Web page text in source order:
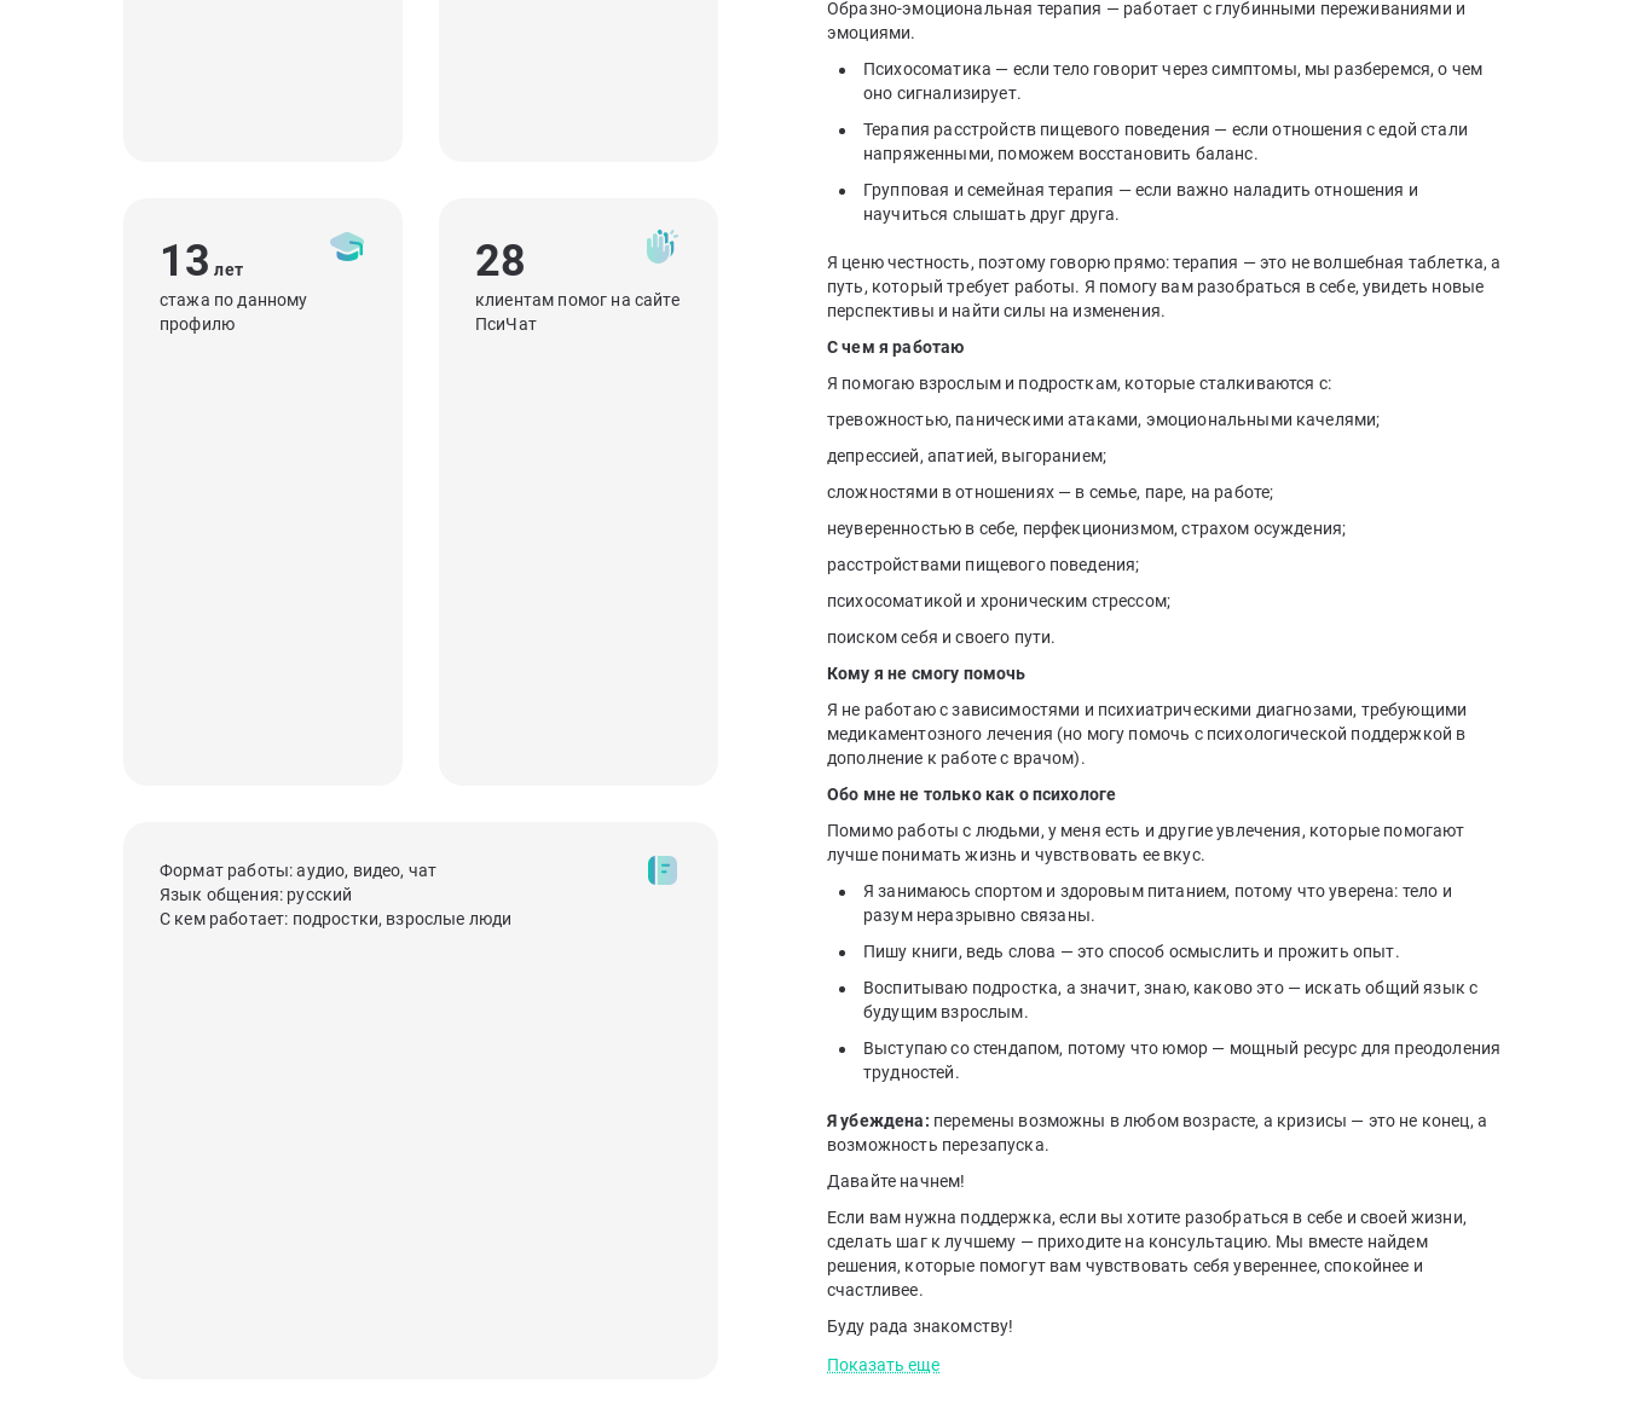
13 лет
стажа по данному
профилю
28
клиентам помог на сайте
ПсиЧат
Формат работы: аудио, видео, чат
Язык общения: русский
С кем работает: подростки, взрослые люди
Образно-эмоциональная терапия — работает с глубинными переживаниями и
эмоциями.
Психосоматика — если тело говорит через симптомы, мы разберемся, о чем
оно сигнализирует.
Терапия расстройств пищевого поведения — если отношения с едой стали
напряженными, поможем восстановить баланс.
Групповая и семейная терапия — если важно наладить отношения и
научиться слышать друг друга.
Я ценю честность, поэтому говорю прямо: терапия — это не волшебная таблетка, а
путь, который требует работы. Я помогу вам разобраться в себе, увидеть новые
перспективы и найти силы на изменения.
С чем я работаю
Я помогаю взрослым и подросткам, которые сталкиваются с:
тревожностью, паническими атаками, эмоциональными качелями;
депрессией, апатией, выгоранием;
сложностями в отношениях — в семье, паре, на работе;
неуверенностью в себе, перфекционизмом, страхом осуждения;
расстройствами пищевого поведения;
психосоматикой и хроническим стрессом;
поиском себя и своего пути.
Кому я не смогу помочь
Я не работаю с зависимостями и психиатрическими диагнозами, требующими
медикаментозного лечения (но могу помочь с психологической поддержкой в
дополнение к работе с врачом).
Обо мне не только как о психологе
Помимо работы с людьми, у меня есть и другие увлечения, которые помогают
лучше понимать жизнь и чувствовать ее вкус.
Я занимаюсь спортом и здоровым питанием, потому что уверена: тело и
разум неразрывно связаны.
Пишу книги, ведь слова — это способ осмыслить и прожить опыт.
Воспитываю подростка, а значит, знаю, каково это — искать общий язык с
будущим взрослым.
Выступаю со стендапом, потому что юмор — мощный ресурс для преодоления
трудностей.
Я убеждена: перемены возможны в любом возрасте, а кризисы — это не конец, а
возможность перезапуска.
Давайте начнем!
Если вам нужна поддержка, если вы хотите разобраться в себе и своей жизни,
сделать шаг к лучшему — приходите на консультацию. Мы вместе найдем
решения, которые помогут вам чувствовать себя увереннее, спокойнее и
счастливее.
Буду рада знакомству!
Показать еще